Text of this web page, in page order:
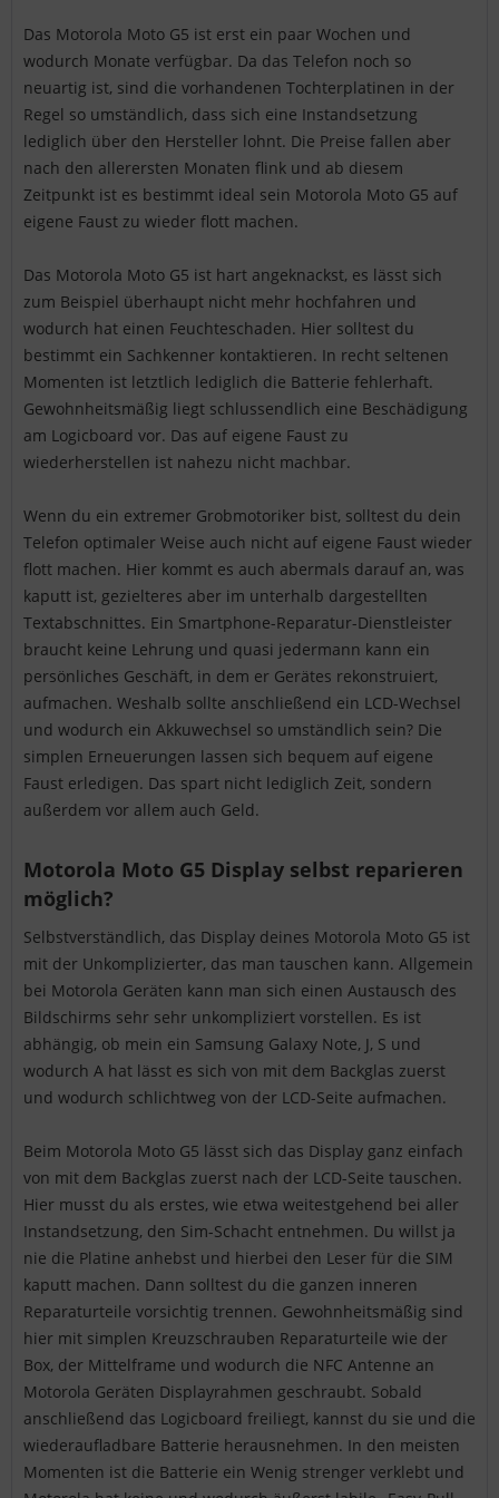
Das Motorola Moto G5 ist erst ein paar Wochen und
wodurch Monate verfügbar. Da das Telefon noch so
neuartig ist, sind die vorhandenen Tochterplatinen in der
Regel so umständlich, dass sich eine Instandsetzung
lediglich über den Hersteller lohnt. Die Preise fallen aber
nach den allerersten Monaten flink und ab diesem
Zeitpunkt ist es bestimmt ideal sein Motorola Moto G5 auf
eigene Faust zu wieder flott machen.
Das Motorola Moto G5 ist hart angeknackst, es lässt sich
zum Beispiel überhaupt nicht mehr hochfahren und
wodurch hat einen Feuchteschaden. Hier solltest du
bestimmt ein Sachkenner kontaktieren. In recht seltenen
Momenten ist letztlich lediglich die Batterie fehlerhaft.
Gewohnheitsmäßig liegt schlussendlich eine Beschädigung
am Logicboard vor. Das auf eigene Faust zu
wiederherstellen ist nahezu nicht machbar.
Wenn du ein extremer Grobmotoriker bist, solltest du dein
Telefon optimaler Weise auch nicht auf eigene Faust wieder
flott machen. Hier kommt es auch abermals darauf an, was
kaputt ist, gezielteres aber im unterhalb dargestellten
Textabschnittes. Ein Smartphone-Reparatur-Dienstleister
braucht keine Lehrung und quasi jedermann kann ein
persönliches Geschäft, in dem er Gerätes rekonstruiert,
aufmachen. Weshalb sollte anschließend ein LCD-Wechsel
und wodurch ein Akkuwechsel so umständlich sein? Die
simplen Erneuerungen lassen sich bequem auf eigene
Faust erledigen. Das spart nicht lediglich Zeit, sondern
außerdem vor allem auch Geld.
Motorola Moto G5 Display selbst reparieren
möglich?
Selbstverständlich, das Display deines Motorola Moto G5 ist
mit der Unkomplizierter, das man tauschen kann. Allgemein
bei Motorola Geräten kann man sich einen Austausch des
Bildschirms sehr sehr unkompliziert vorstellen. Es ist
abhängig, ob mein ein Samsung Galaxy Note, J, S und
wodurch A hat lässt es sich von mit dem Backglas zuerst
und wodurch schlichtweg von der LCD-Seite aufmachen.
Beim Motorola Moto G5 lässt sich das Display ganz einfach
von mit dem Backglas zuerst nach der LCD-Seite tauschen.
Hier musst du als erstes, wie etwa weitestgehend bei aller
Instandsetzung, den Sim-Schacht entnehmen. Du willst ja
nie die Platine anhebst und hierbei den Leser für die SIM
kaputt machen. Dann solltest du die ganzen inneren
Reparaturteile vorsichtig trennen. Gewohnheitsmäßig sind
hier mit simplen Kreuzschrauben Reparaturteile wie der
Box, der Mittelframe und wodurch die NFC Antenne an
Motorola Geräten Displayrahmen geschraubt. Sobald
anschließend das Logicboard freiliegt, kannst du sie und die
wiederaufladbare Batterie herausnehmen. In den meisten
Momenten ist die Batterie ein Wenig strenger verklebt und